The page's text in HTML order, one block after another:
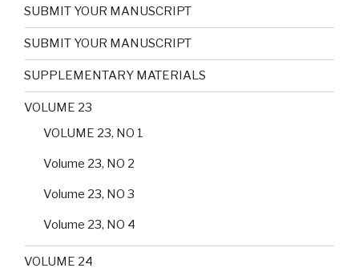
SUBMIT YOUR MANUSCRIPT
SUBMIT YOUR MANUSCRIPT
SUPPLEMENTARY MATERIALS
VOLUME 23
VOLUME 23, NO 1
Volume 23, NO 2
Volume 23, NO 3
Volume 23, NO 4
VOLUME 24